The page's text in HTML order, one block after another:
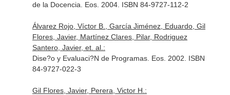
de la Docencia. Eos. 2004. ISBN 84-9727-112-2
Álvarez Rojo, Víctor B., García Jiménez, Eduardo, Gil
Flores, Javier, Martínez Clares, Pilar, Rodriguez
Santero, Javier, et. al.:
Dise?o y Evaluaci?N de Programas. Eos. 2002. ISBN
84-9727-022-3
Gil Flores, Javier, Perera, Victor H.: